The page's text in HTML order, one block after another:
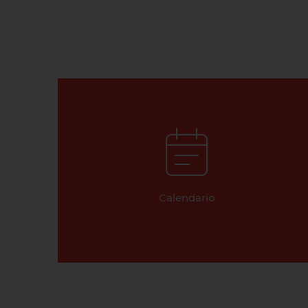
Calendario